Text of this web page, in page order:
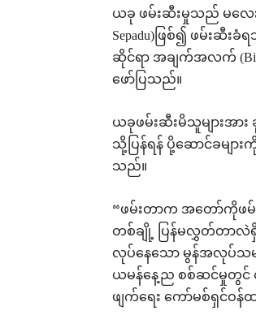
ယခု ဖမ်းဆီးမှုသည် မလေး
Sepadu)ဖြစ်၍ ဖမ်းဆီ
ဆိုင်ရာ အချက်အလက်
ဖော်ပြသည်။
ယခုဖမ်းဆီးမိသူများအာ
သို့ပြန်ရန် ပို့ဆောင်ခမျ
သည်။
“ဖမ်းတာက အတော်ကိုဖ
တစ်ချို့ ပြန်မလွှတ်တာလဲ
လုပ်နေသော မွန်အလုပ်သ
ယမန်နေ့ည စစ်ဆင်မှုတွင်
ဖျက်ရေး ကော်မစ်ရှင်ဝ